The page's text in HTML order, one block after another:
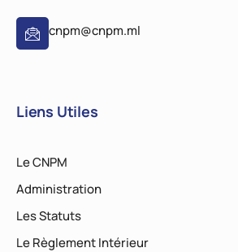
cnpm@cnpm.ml
Liens Utiles
Le CNPM
Administration
Les Statuts
Le Règlement Intérieur